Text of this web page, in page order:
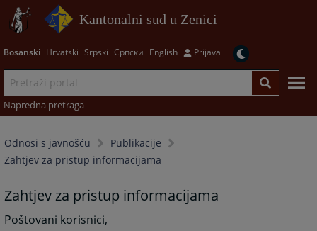
Kantonalni sud u Zenici
Bosanski Hrvatski Srpski Српски English Prijava
Napredna pretraga
Odnosi s javnošću
Publikacije
Zahtjev za pristup informacijama
Zahtjev za pristup informacijama
Poštovani korisnici,